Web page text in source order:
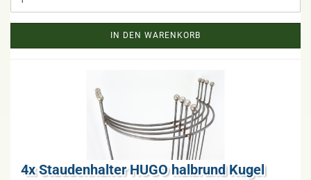
IN DEN WARENKORB
4x Stau­den­hal­ter HUGO halb­rund Kugel